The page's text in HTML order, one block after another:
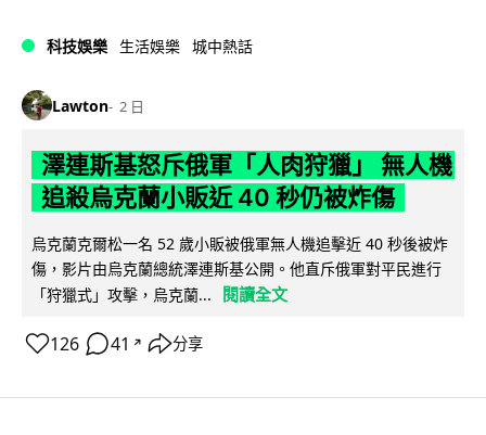
科技娛樂 生活娛樂 城中熱話
Lawton 2 日
澤連斯基怒斥俄軍「人肉狩獵」 無人機
追殺烏克蘭小販近 40 秒仍被炸傷
烏克蘭克爾松一名 52 歲小販被俄軍無人機追擊近 40 秒後被炸
傷，影片由烏克蘭總統澤連斯基公開。他直斥俄軍對平民進行
「狩獵式」攻擊，烏克蘭...
閱讀全文
126 41 ↗ 分享